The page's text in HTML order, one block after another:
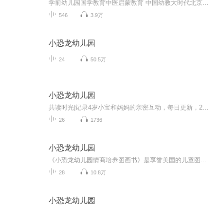
546 3.9万
小恐龙幼儿园
24 50.5万
小恐龙幼儿园
26 1736
小恐龙幼儿园
28 10.8万
小恐龙幼儿园